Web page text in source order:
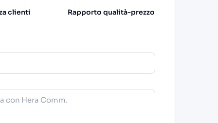
clienti Rapporto qualità-prezzo